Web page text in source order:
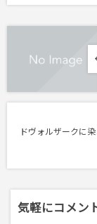
ドヴォルザークに
気軽にコメン